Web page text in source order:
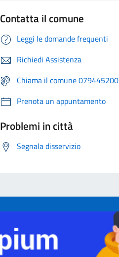
Contatta il comune
Leggi le domande frequenti
Richiedi Assistenza
Chiama il comune 079445200
Prenota un appuntamento
Problemi in città
Segnala disservizio